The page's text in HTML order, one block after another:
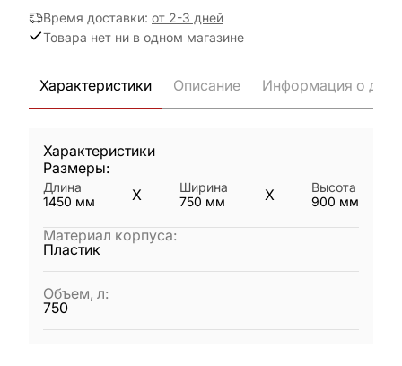
Время доставки: от 2-3 дней
Товара нет ни в одном магазине
Характеристики Описание Информация о
Характеристики
Размеры:
Длина
1450 мм X
Ширина
750 мм X
Высота
900 мм
Материал корпуса:
Пластик
Объем, л:
750